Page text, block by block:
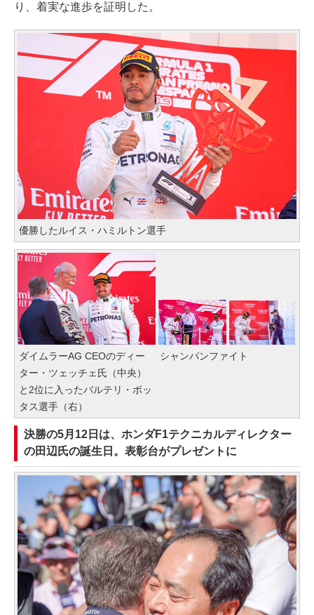
り、着実な進歩を証明した。
優勝したルイス・ハミルトン選手
ダイムラーAG CEOのディー
ター・ツェッチェ氏（中央）
と2位に入ったバルテリ・ボッ
タス選手（右）
シャンパンファイト
決勝の5月12日は、ホンダF1テクニカルディレクター
の田辺氏の誕生日。表彰台がプレゼントに